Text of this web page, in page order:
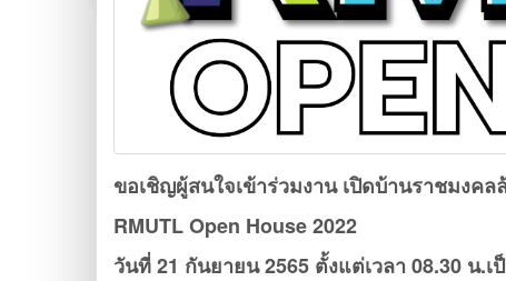
ขอเชิญผู้สนใจเข้าร่วมงาน เปิดบ้านราชมงคล
RMUTL Open House 2022
วันที่ 21 กันยายน 2565 ตั้งแต่เวลา 08.30 น.เ